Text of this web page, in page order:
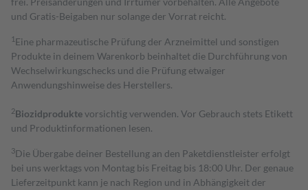
und Gratis-Beigaben nur solange der Vorrat reicht.
1 Eine pharmazeutische Prüfung der Arzneimittel und sonstigen
Produkte in deinem Warenkorb beinhaltet die Durchführung von
Wechselwirkungschecks und die Prüfung etwaiger
Anwendungshinweise des Herstellers.
2Biozidproduktevorsichtig verwenden. Vor Gebrauch stets Etikett
und Produktinformationen lesen.
3Die Übergabe deiner Bestellung an den Paketdienstleister erfolgt
bei uns werktags von Montag bis Freitag bis 18:00 Uhr. Der genaue
Lieferzeitpunkt kann je nach Region und in Abhängigkeit der